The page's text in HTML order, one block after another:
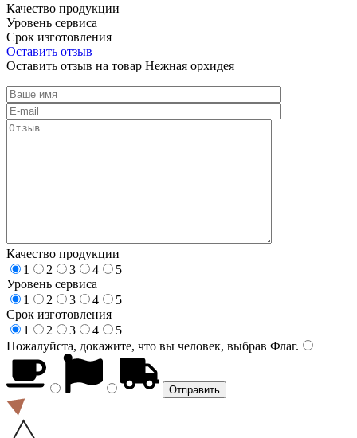
Качество продукции
Уровень сервиса
Срок изготовления
Оставить отзыв
Оставить отзыв на товар Нежная орхидея
Качество продукции
1
2 3 4
5
Уровень сервиса
1
2 3 4
5
Срок изготовления
1
2 3 4
5
Пожалуйста, докажите, что вы человек, выбрав Флаг.